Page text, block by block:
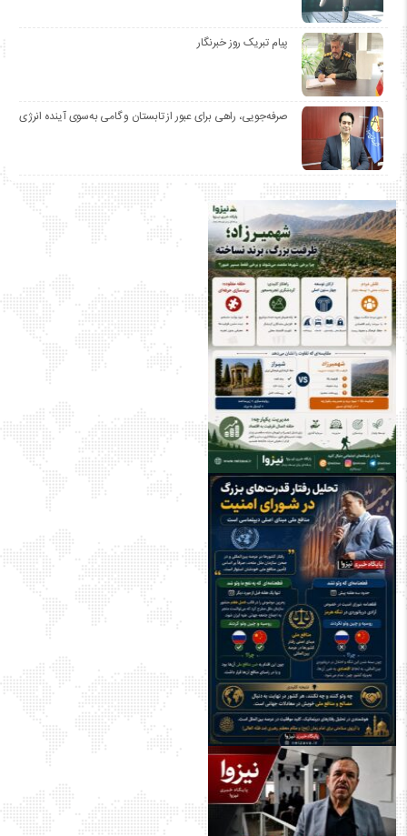
پیام تبریک روز خبرنگار
صرفه‌جویی، راهی برای عبور از تابستان و گامی به‌سوی آینده انرژی